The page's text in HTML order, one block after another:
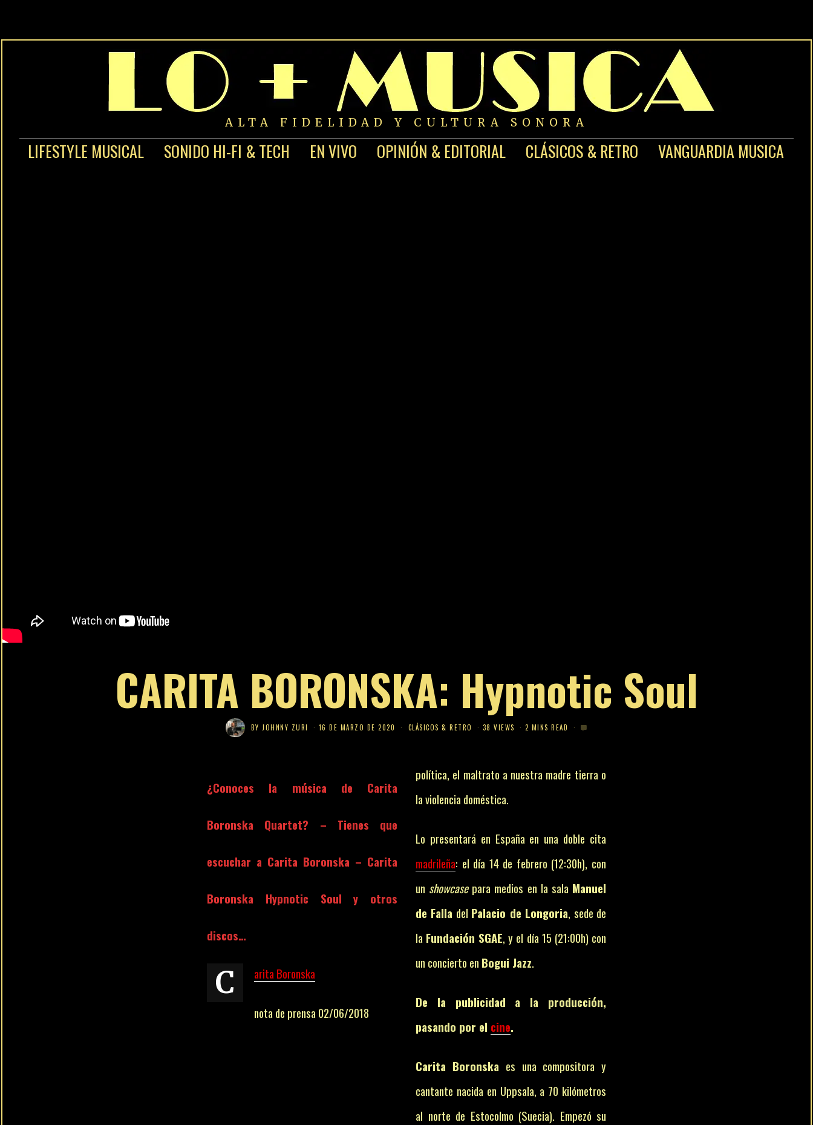
ALTA FIDELIDAD Y CULTURA SONORA
LIFESTYLE MUSICAL SONIDO HI-FI & TECH EN VIVO OPINIÓN & EDITORIAL CLÁSICOS & RETRO VANGUARDIA MUSICA
CARITA BORONSKA: Hypnotic Soul
BY JOHNNY ZURI 16 DE MARZO DE 2020 CLÁSICOS & RETRO 38 VIEWS 2 MINS READ
¿Conoces la música de Carita
Boronska Quartet? – Tienes que
escuchar a Carita Boronska – Carita
Boronska Hypnotic Soul y otros
discos…
Carita Boronska
nota de prensa 02/06/2018
política, el maltrato a nuestra madre tierra o
la violencia doméstica.
Lo presentará en España en una doble cita
madrileña: el día 14 de febrero (12:30h), con
un showcasepara medios en la sala Manuel
de Falla del Palacio de Longoria, sede de
la Fundación SGAE, y el día 15 (21:00h) con
un concierto en Bogui Jazz.
De la publicidad a la producción,
pasando por el cine.
Carita Boronska es una compositora y
cantante nacida en Uppsala, a 70 kilómetros
al norte de Estocolmo (Suecia). Empezó su